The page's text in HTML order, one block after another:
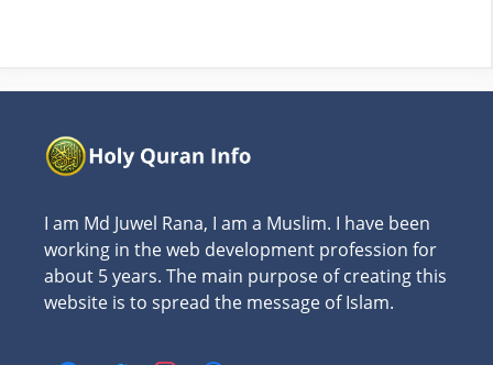
I am Md Juwel Rana, I am a Muslim. I have been
working in the web development profession for
about 5 years. The main purpose of creating this
website is to spread the message of Islam.